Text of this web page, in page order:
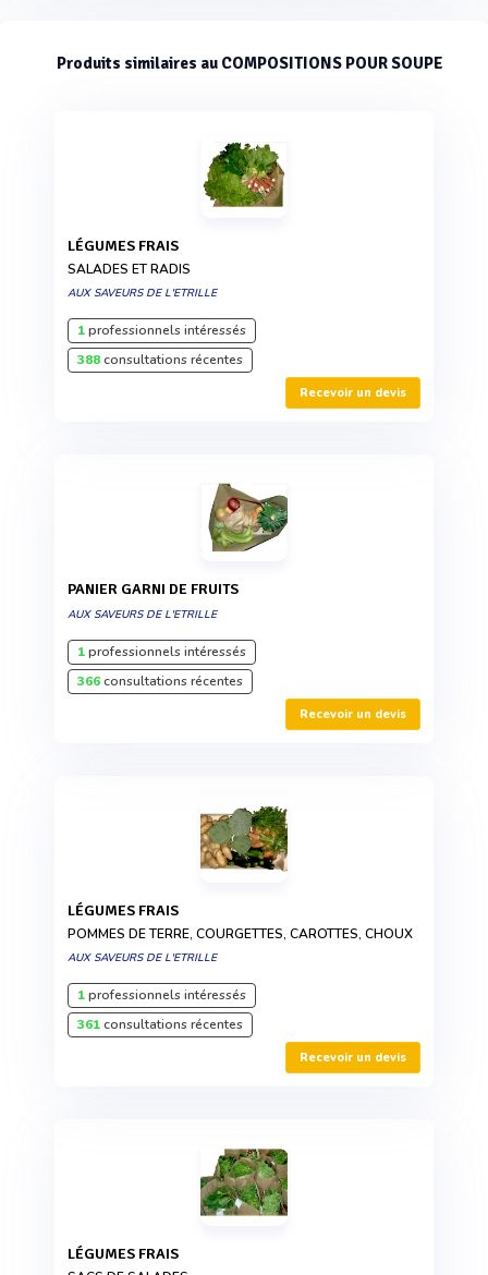
Produits similaires au COMPOSITIONS POUR SOUPE
LÉGUMES FRAIS
SALADES ET RADIS
AUX SAVEURS DE L'ETRILLE
1professionnels intéressés
388consultations récentes
Recevoir un devis
PANIER GARNI DE FRUITS
AUX SAVEURS DE L'ETRILLE
1professionnels intéressés
366consultations récentes
Recevoir un devis
LÉGUMES FRAIS
POMMES DE TERRE, COURGETTES, CAROTTES, CHOUX
AUX SAVEURS DE L'ETRILLE
1professionnels intéressés
361consultations récentes
Recevoir un devis
LÉGUMES FRAIS